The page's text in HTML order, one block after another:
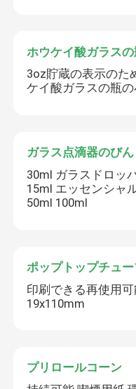
ホウケイ酸ガラス
3oz貯蔵の表示のた
ケイ酸ガラスの瓶
ガラス点滴器のびん
30ml ガラスドロッ
15ml エッセンシャ
50ml 100ml
ポップトップチュ
印刷できる再使用
19x110mm
プリロールコーン